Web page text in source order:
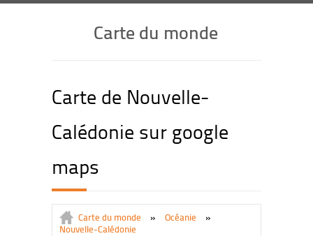
Carte du monde
Carte de Nouvelle-
Calédonie sur google
maps
Carte du monde » Océanie
»
Nouvelle-Calédonie